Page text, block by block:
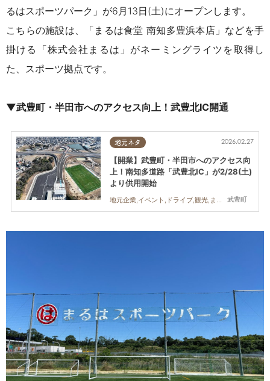
るはスポーツパーク」が6月13日(土)にオープンします。
こちらの施設は、「まるは食堂南知多豊浜本店」 などを手
掛ける「株式会社まるは」がネーミングライツを取得し
た、スポーツ拠点です。
▼武豊町・半田市へのアクセス向上！武豊北IC開通
地元ネタ
武豊町
2026.02.27
【開業】武豊町・半田市へのアクセス向
上！南知多道路「武豊北IC」が2/28(土)
より供用開始